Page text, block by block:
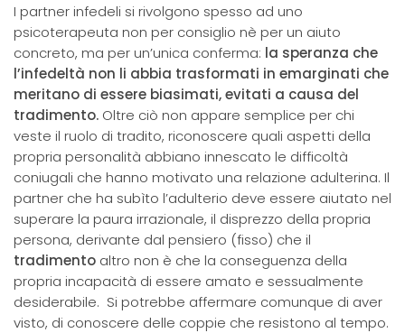
I partner infedeli si rivolgono spesso ad uno
psicoterapeuta non per consiglio nè per un aiuto
concreto, ma per un’unica conferma: la speranza che
l’infedeltà non li abbia trasformati in emarginati che
meritano di essere biasimati, evitati a causa del
tradimento. Oltre ciò non appare semplice per chi
veste il ruolo di tradito, riconoscere quali aspetti della
propria personalità abbiano innescato le difficoltà
coniugali che hanno motivato una relazione adulterina. Il
partner che ha subìto l’adulterio deve essere aiutato nel
superare la paura irrazionale, il disprezzo della propria
persona, derivante dal pensiero (fisso) che il
tradimento altro non è che la conseguenza della
propria incapacità di essere amato e sessualmente
desiderabile. Si potrebbe affermare comunque di aver
visto, di conoscere delle coppie che resistono al tempo.